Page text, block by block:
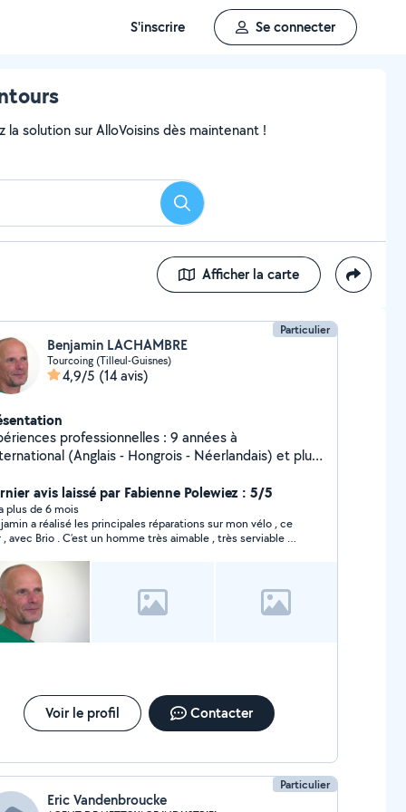
S'inscrire Se connecter
solution sur AlloVoisins dès maintenant !
Rechercher
Afficher la carte
Particulier
Benjamin LACHAMBRE
Tourcoing (Tilleul-Guisnes)
4,9/5 (14 avis)
professionnelles : 9 années à
(Anglais - Hongrois - Néerlandais) et plus
accompagne dans les domaines suivants :
en gestion de patrimoine + apprentissage en
étrangères business + co-voiturage + réparation
+ couture.
avis laissé par Fabienne Polewiez : 5/5
plus de 6 mois
a réalisé les principales réparations sur mon vélo , ce
, avec Brio . C’est un homme très aimable , très serviable et
Voir le profil Contacter
Particulier
Eric Vandenbroucke